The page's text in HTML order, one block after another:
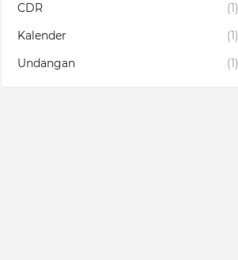
CDR
(1)
Kalender
(1)
Undangan
(1)